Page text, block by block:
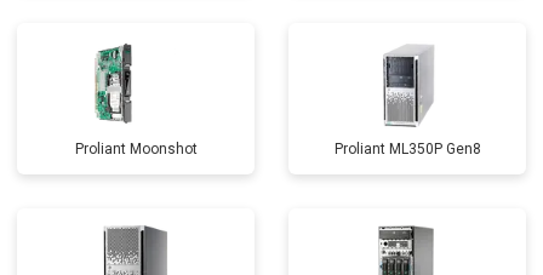
Proliant Moonshot Proliant ML350P Gen8